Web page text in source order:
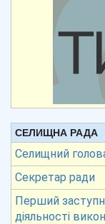
СЕЛИЩНА РАДА
Селищний
Секретар ради
Перший
діяльності